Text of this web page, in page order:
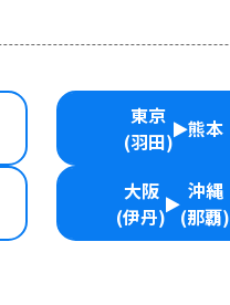
東京
(羽田) 熊本
大阪
(伊丹)
沖縄
(那覇)